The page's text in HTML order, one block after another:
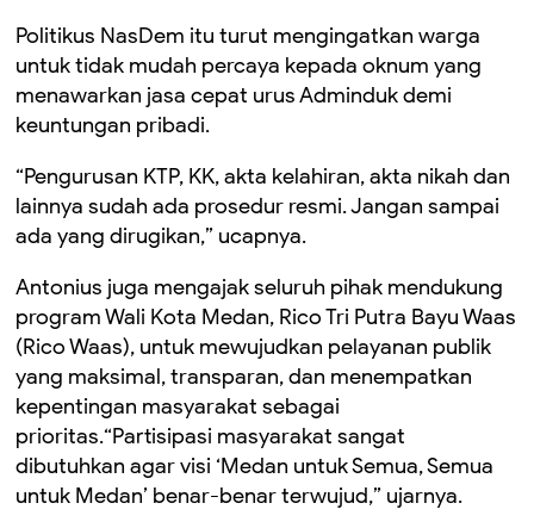
Politikus NasDem itu turut mengingatkan warga
untuk tidak mudah percaya kepada oknum yang
menawarkan jasa cepat urus Adminduk demi
keuntungan pribadi.
“Pengurusan KTP, KK, akta kelahiran, akta nikah dan
lainnya sudah ada prosedur resmi. Jangan sampai
ada yang dirugikan,” ucapnya.
Antonius juga mengajak seluruh pihak mendukung
program Wali Kota Medan, Rico Tri Putra Bayu Waas
(Rico Waas), untuk mewujudkan pelayanan publik
yang maksimal, transparan, dan menempatkan
kepentingan masyarakat sebagai
prioritas.“Partisipasi masyarakat sangat
dibutuhkan agar visi ‘Medan untuk Semua, Semua
untuk Medan’ benar-benar terwujud,” ujarnya.